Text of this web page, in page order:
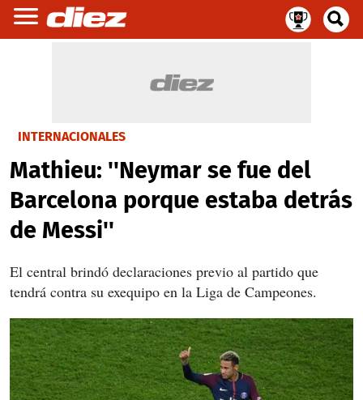
INTERNACIONALES
Mathieu: ''Neymar se fue del
Barcelona porque estaba detrás
de Messi''
El central brindó declaraciones previo al partido que
tendrá contra su exequipo en la Liga de Campeones.